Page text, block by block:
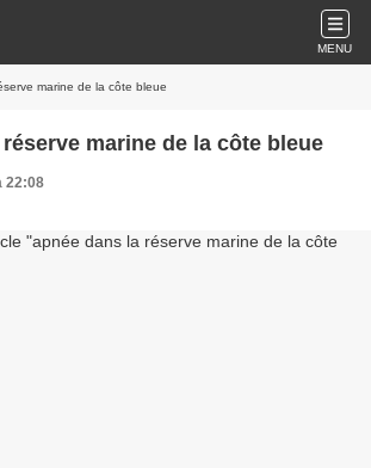
MENU
marine de la côte bleue
marine de la côte bleue
22:08